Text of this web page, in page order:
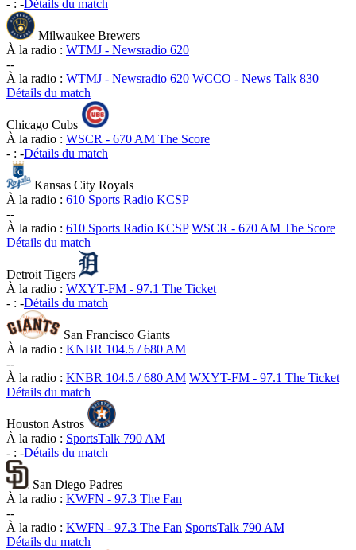
- : - Détails du match
Milwaukee Brewers
À la radio : WTMJ - Newsradio 620
--
À la radio : WTMJ - Newsradio 620 WCCO - News Talk 830
Détails du match
Chicago Cubs
À la radio : WSCR - 670 AM The Score
- : -Détails du match
Kansas City Royals
À la radio : 610 Sports Radio KCSP
--
À la radio : 610 Sports Radio KCSP WSCR - 670 AM The Score
Détails du match
Detroit Tigers
À la radio : WXYT-FM - 97.1 The Ticket
- : -Détails du match
San Francisco Giants
À la radio : KNBR 104.5 / 680 AM
--
À la radio : KNBR 104.5 / 680 AM WXYT-FM - 97.1 The Ticket
Détails du match
Houston Astros
À la radio : SportsTalk 790 AM
- : -Détails du match
San Diego Padres
À la radio : KWFN - 97.3 The Fan
--
À la radio : KWFN - 97.3 The Fan SportsTalk 790 AM
Détails du match